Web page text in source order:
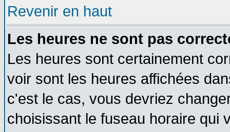
Revenir en haut
Les heures ne sont pas
Les heures sont certainement
voir sont les heures affichées
c'est le cas, vous devriez
choisissant le fuseau horaire qui